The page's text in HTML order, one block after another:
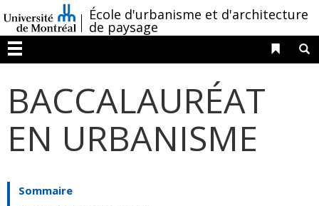
au
contenu
/École d'urbanisme et d'architecture
de paysage
Menu
Liens
BACCALAURÉAT
EN URBANISME
Sommaire